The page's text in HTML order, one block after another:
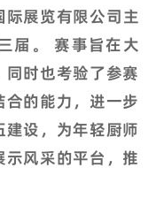
际展览有限公司主
届。 赛事旨在大
时也考验了参赛
的能力，进一步
设，为年轻厨师
风采的平台，推